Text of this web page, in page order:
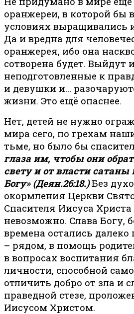
оранжереи, в которой бы
условиях выращивались
Да и вредна для
оранжерея, ибо она
сотворена будет. Выйдут
неподготовленные к
и девушки и…
жизни. Это ещё опаснее.
Нет, детей не нужно
мира сего, по грехам
тьме, но было бы
глаза им, чтобы они
свету и от власти сатаны
Богу» (Деян.26:18.)Без
окормления Церкви
Спасителя Иисуса Христа
невозможно. Слава Богу,
времена остались далеко
– рядом, в помощь
в вопросах воспитания
личности, способной
отличить добро от зла и
праведной стезе,
Иисусом Христом.